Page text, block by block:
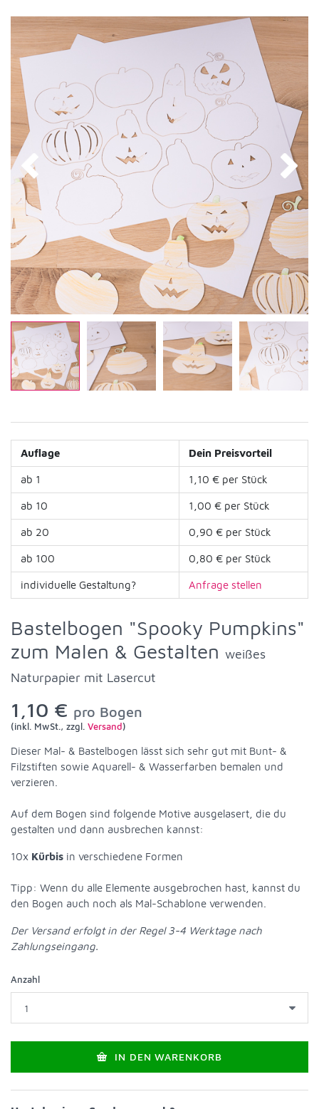
Auflage Dein Preisvorteil
ab 1 1,10 € per Stück
ab 10 1,00 € per Stück
ab 20 0,90 € per Stück
ab 100 0,80 € per Stück
individuelle Gestaltung? Anfrage stellen
Bastelbogen "Spooky Pumpkins"
zum Malen & Gestalten weißes
Naturpapier mit Lasercut
1,10 € pro Bogen
(inkl. MwSt., zzgl. Versand)
Dieser Mal- & Bastelbogen lässt sich sehr gut mit Bunt- &
Filzstiften sowie Aquarell- & Wasserfarben bemalen und
verzieren.
Auf dem Bogen sind folgende Motive ausgelasert, die du
gestalten und dann ausbrechen kannst:
10x Kürbis in verschiedene Formen
Tipp: Wenn du alle Elemente ausgebrochen hast, kannst du
den Bogen auch noch als Mal-Schablone verwenden.
Der Versand erfolgt in der Regel 3-4 Werktage nach
Zahlungseingang.
Anzahl
IN DEN WARENKORB